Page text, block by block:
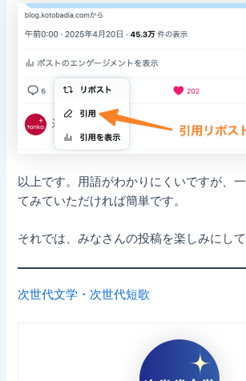
以上です。用語がわかりにくいですが、
てみていただければ簡単です。
それでは、みなさんの投稿を楽しみにして
次世代文学・次世代短歌